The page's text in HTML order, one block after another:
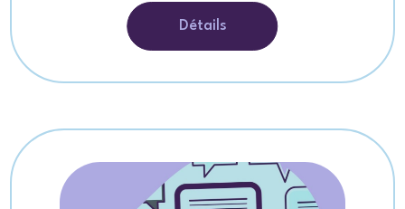
Détails